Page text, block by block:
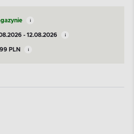
- 12.08.2026
PLN